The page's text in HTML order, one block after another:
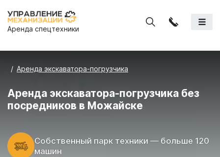
Аренда спецтехники
Аренда экскаватора-погрузчика
Аренда экскаватора-погрузчика без
посредников в Можайске
Cобственный парк техники — больше 120
машин